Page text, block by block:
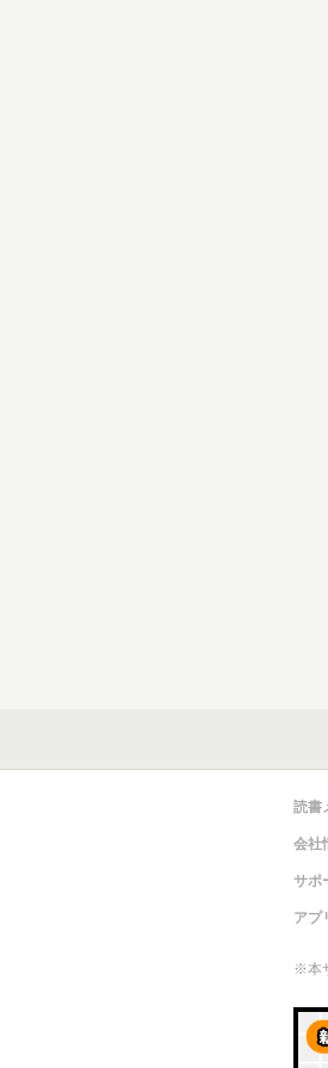
読書
会社
サポ
アプ
※本